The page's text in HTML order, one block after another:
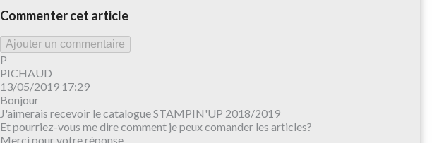
Commenter cet article
Ajouter un commentaire
P
PICHAUD
13/05/2019 17:29
Bonjour
J'aimerais recevoir le catalogue STAMPIN'UP 2018/2019
Et pourriez-vous me dire comment je peux comander les articles?
Merci pour votre réponse